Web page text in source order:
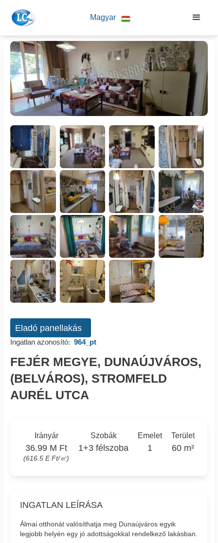
Magyar
Eladó panellakás
Ingatlan azonosító: 964_pt
FEJÉR MEGYE, DUNAÚJVÁROS,
(BELVÁROS), STROMFELD
AURÉL UTCA
Irányár
36.99 M Ft
(616.5 E Ft/㎡)
Szobák
1+3 félszoba
Emelet
1
Terület
60 m²
INGATLAN LEÍRÁSA
Álmai otthonát valósíthatja meg Dunaújváros egyik
legjobb helyén egy jó adottságokkal rendelkező lakásban.